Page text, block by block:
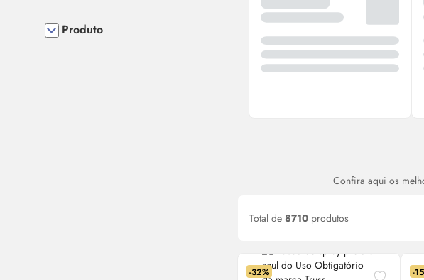
Confira aqui os
Total de8710 produtos
-32% -
Produto